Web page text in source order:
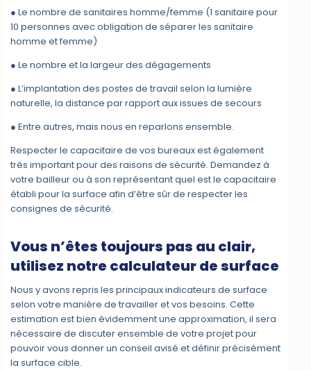
● Le nombre de sanitaires homme/femme (1 sanitaire pour
10 personnes avec obligation de séparer les sanitaire
homme et femme)
● Le nombre et la largeur des dégagements
● L’implantation des postes de travail selon la lumière
naturelle, la distance par rapport aux issues de secours
● Entre autres, mais nous en reparlons ensemble.
Respecter le capacitaire de vos bureaux est également
très important pour des raisons de sécurité. Demandez à
votre bailleur ou à son représentant quel est le capacitaire
établi pour la surface afin d’être sûr de respecter les
consignes de sécurité.
Vous n’êtes toujours pas au clair,
utilisez notre calculateur de surface
Nous y avons repris les principaux indicateurs de surface
selon votre manière de travailler et vos besoins. Cette
estimation est bien évidemment une approximation, il sera
nécessaire de discuter ensemble de votre projet pour
pouvoir vous donner un conseil avisé et définir précisément
la surface cible.